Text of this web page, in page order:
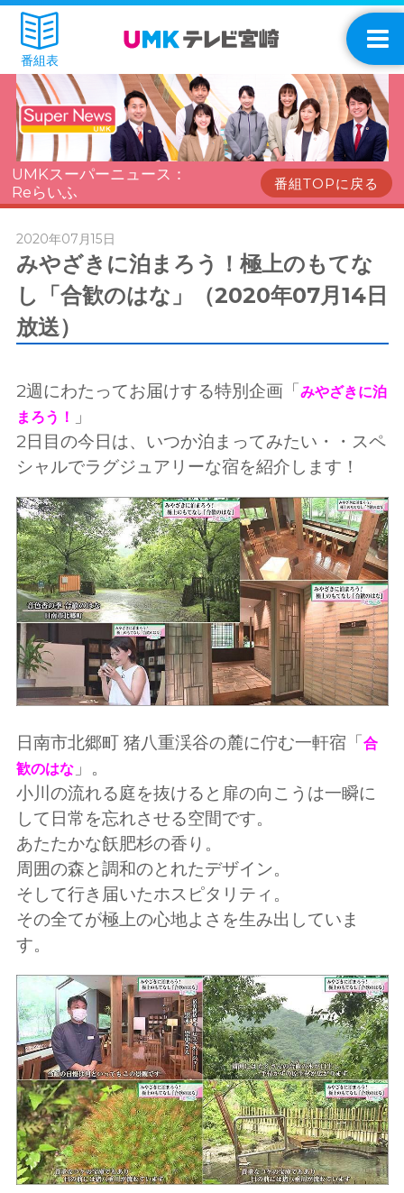
番組表
UMKスーパーニュース：
Reらいふ
番組TOPに戻る
2020年07月15日
みやざきに泊まろう！極上のもてな
し「合歓のはな」（2020年07月14日
放送）
2週にわたってお届けする特別企画「みやざきに泊
まろう！
」
2日目の今日は、いつか泊まってみたい・・スペ
シャルでラグジュアリーな宿を紹介します！
日南市北郷町 猪八重渓谷の麓に佇む一軒宿「合
歓のはな」。
小川の流れる庭を抜けると扉の向こうは一瞬に
して日常を忘れさせる空間です。
あたたかな飫肥杉の香り。
周囲の森と調和のとれたデザイン。
そして行き届いたホスピタリティ。
その全てが極上の心地よさを生み出していま
す。